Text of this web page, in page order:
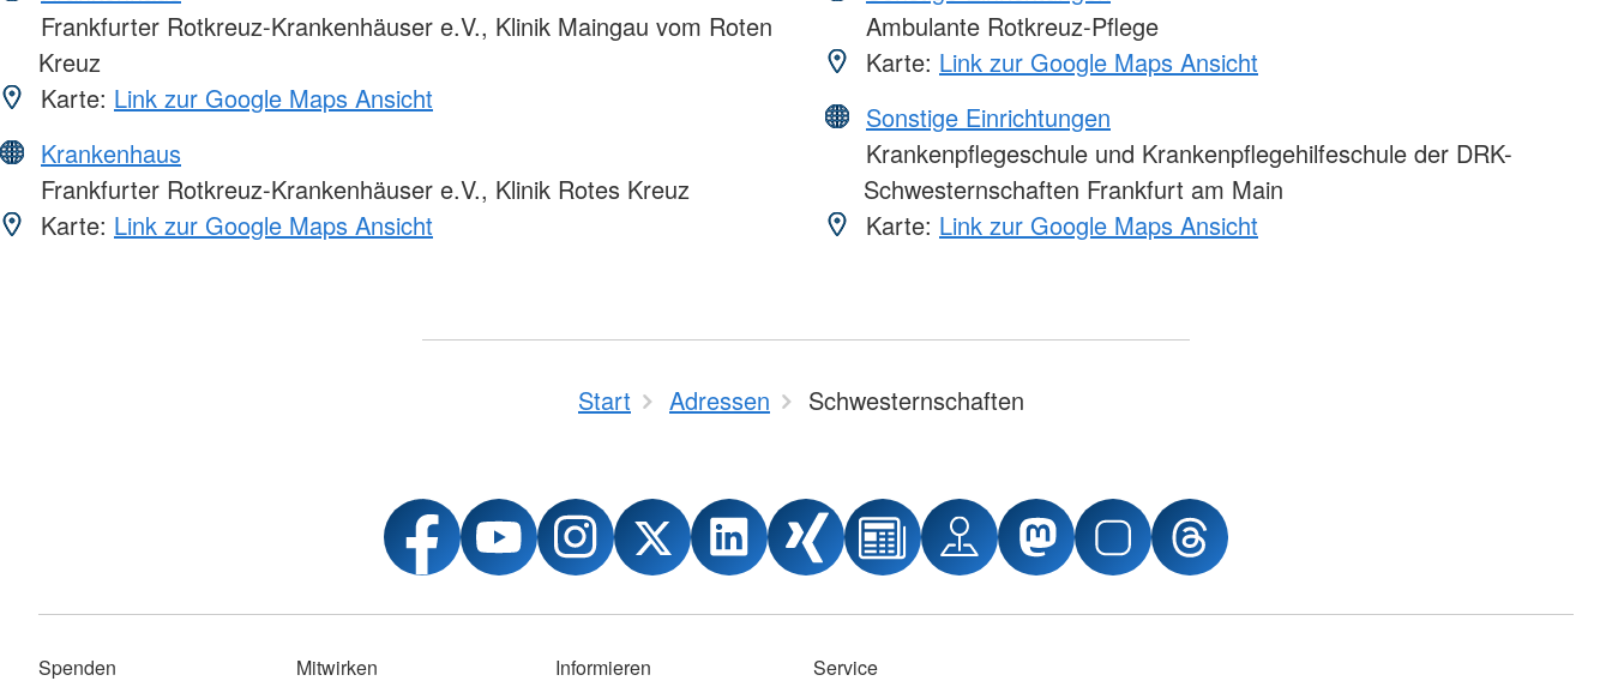
Frankfurter Rotkreuz-Krankenhäuser e.V., Klinik Maingau vom Roten
Kreuz
Karte: Link zur Google Maps Ansicht
Krankenhaus
Frankfurter Rotkreuz-Krankenhäuser e.V., Klinik Rotes Kreuz
Karte: Link zur Google Maps Ansicht
Ambulante Rotkreuz-Pflege
Karte: Link zur Google Maps Ansicht
Sonstige Einrichtungen
Krankenpflegeschule und Krankenpflegehilfeschule der DRK-
Schwesternschaften Frankfurt am Main
Karte: Link zur Google Maps Ansicht
Start Adressen Schwesternschaften
Spenden Mitwirken Informieren Service